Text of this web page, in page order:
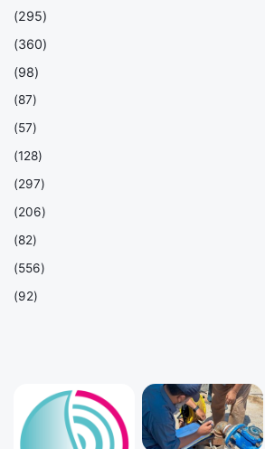
(295)
(360)
(98)
(87)
(57)
(128)
(297)
(206)
(82)
(556)
(92)